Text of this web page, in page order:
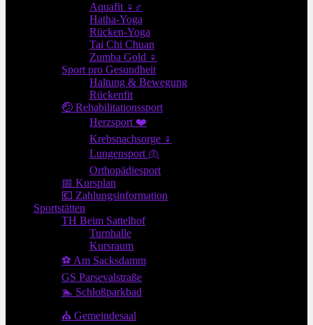
Aquafit ♀♂
Hatha-Yoga
Rücken-Yoga
Tai Chi Chuan
Zumba Gold ♀
Sport pro Gesundheit
Haltung & Bewegung
Rückenfit
🤕 Rehabilitationssport
Herzsport ❤️
Krebsnachsorge ♀
Lungensport 🫁
Orthopädiesport
📅 Kursplan
💶 Zahlungsinformation
Sportstätten
TH Beim Sattelhof
Turnhalle
Kursraum
⚽ Am Sacksdamm
GS Parsevalstraße
🏊 Schloßparkbad
⛪ Gemeindesaal